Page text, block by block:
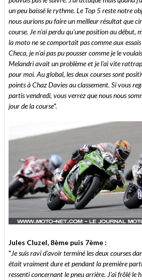
un peu baissé le rythme. Le Top 5 reste notre
nous aurions pu faire un meilleur résultat que
course. Je n'ai perdu qu'une position au début,
la moto ne se comportait pas comme aux
Checa, je n'ai pas pu pousser comme je le
Melandri avait un problème et je l'ai vite
pour moi. Au global, les deux courses sont
points à Chaz Davies au classement. Si vous
partis vendredi, vous verrez que nous nous
jour de la course".
Jules Cluzel, 8ème puis 7ème :
"Je suis ravi d'avoir terminé les deux courses
était vraiment dure et pendant la première
ressenti concernant le pneu arrière. J'ai frôlé le